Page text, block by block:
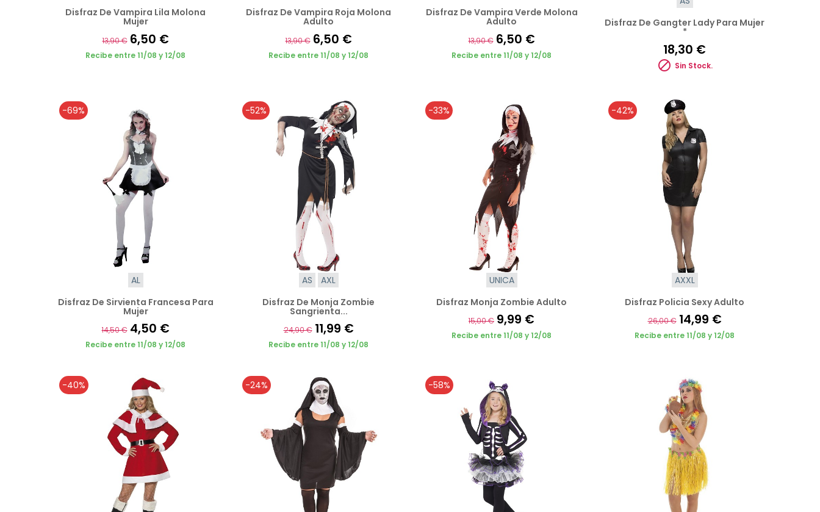
Disfraz De Vampira Lila Molona
Mujer
13,90 € 6,50 €
Recibe entre 11/08 y 12/08
Disfraz De Vampira Roja Molona
Adulto
13,90 € 6,50 €
Recibe entre 11/08 y 12/08
Disfraz De Vampira Verde Molona
Adulto
13,90 € 6,50 €
Recibe entre 11/08 y 12/08
Disfraz De Gangter Lady Para Mujer
*
18,30 €
 Sin Stock.
-69%
AL
Disfraz De Sirvienta Francesa Para
Mujer
14,50 € 4,50 €
Recibe entre 11/08 y 12/08
-52%
AS
AXL
Disfraz De Monja Zombie
Sangrienta...
24,90 € 11,99 €
Recibe entre 11/08 y 12/08
-33%
UNICA
Disfraz Monja Zombie Adulto
15,00 € 9,99 €
Recibe entre 11/08 y 12/08
-42%
AXXL
Disfraz Policia Sexy Adulto
26,00 € 14,99 €
Recibe entre 11/08 y 12/08
-40% -24% -58%